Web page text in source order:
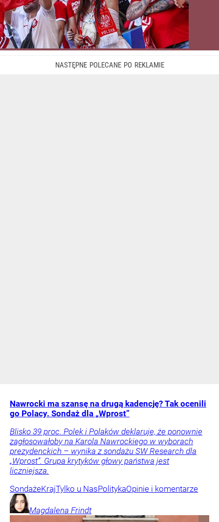
Nawrocki ma szansę na drugą kadencję? Tak ocenili
go Polacy. Sondaż dla „Wprost”
Blisko 39 proc. Polek i Polaków deklaruje, że ponownie
zagłosowałoby na Karola Nawrockiego w wyborach
prezydenckich – wynika z sondażu SW Research dla
„Wprost”. Grupa krytyków głowy państwa jest
liczniejsza.
SondażeKrajTylko u NasPolitykaOpinie i komentarze
Magdalena Frindt